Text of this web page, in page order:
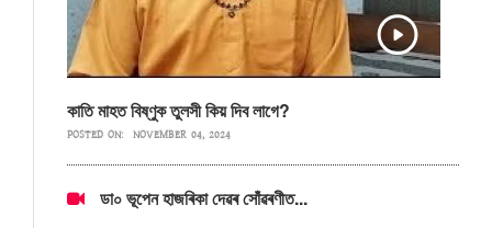
কাতি মাহত বিষ্ণুক তুলসী কিয় দিব লাগে?
POSTED ON: NOVEMBER 04, 2024
ডা০ ভূপেন হাজৰিকা দেৱৰ সোঁৱৰণীত...